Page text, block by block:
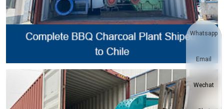
Whatsapp
Email
Wechat